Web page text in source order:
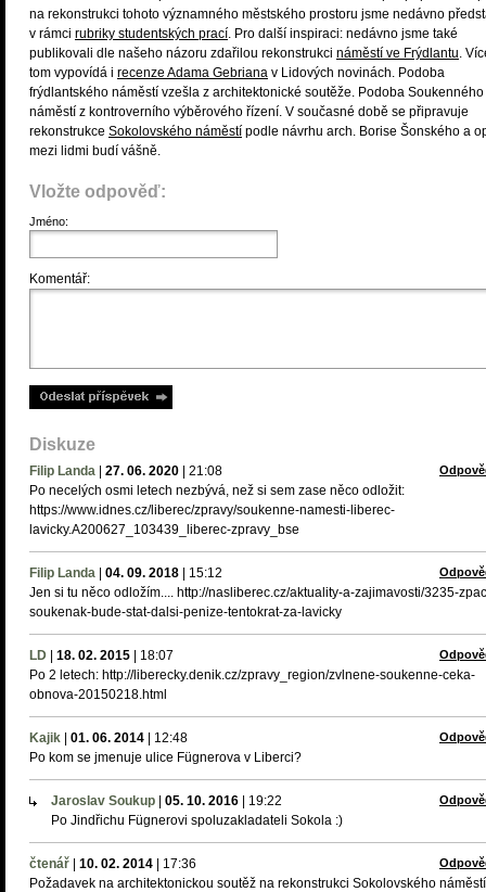
na rekonstrukci tohoto významného městského prostoru jsme nedávno
v rámci rubriky studentských prací. Pro další inspiraci: nedávno jsme také
publikovali dle našeho názoru zdařilou rekonstrukci náměstí ve Frýdlantu.
tom vypovídá i recenze Adama Gebriana v Lidových novinách. Podoba
frýdlantského náměstí vzešla z architektonické soutěže. Podoba Soukenného
náměstí z kontroverního výběrového řízení. V současné době se připravuje
rekonstrukce Sokolovského náměstí podle návrhu arch. Borise Šonského a
mezi lidmi budí vášně.
Vložte odpověď:
Jméno:
Komentář:
Diskuze
Filip Landa 27. 06. 2020 21:08
Po necelých osmi letech nezbývá, než si sem zase něco odložit:
https://www.idnes.cz/liberec/zpravy/soukenne-namesti-liberec-
lavicky.A200627_103439_liberec-zpravy_bse
Filip Landa 04. 09. 2018 15:12
Jen si tu něco odložím.... http://nasliberec.cz/aktuality-a-zajimavosti/3235-
soukenak-bude-stat-dalsi-penize-tentokrat-za-lavicky
LD 18. 02. 2015 18:07
Po 2 letech: http://liberecky.denik.cz/zpravy_region/zvlnene-soukenne-ceka-
obnova-20150218.html
Kajik 01. 06. 2014 12:48
Po kom se jmenuje ulice Fügnerova v Liberci?
Jaroslav Soukup 05. 10. 2016 19:22
Po Jindřichu Fügnerovi spoluzakladateli Sokola :)
čtenář 10. 02. 2014 17:36
Požadavek na architektonickou soutěž na rekonstrukci Sokolovského